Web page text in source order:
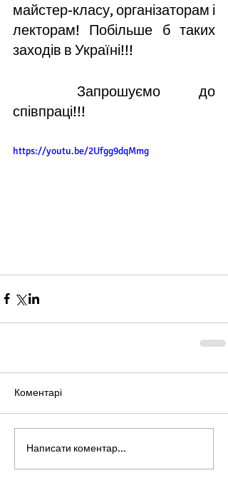
майстер-класу, організаторам і
лекторам! Побільше б таких
заходів в Україні!!!
співпраці!!!
https://youtu.be/2Ufgg9dqMmg
Коментарі
Написати коментар...